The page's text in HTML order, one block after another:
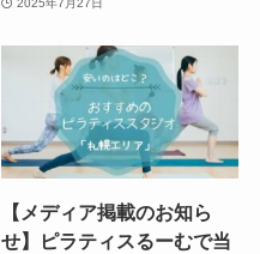
2025年7月27日
【メディア掲載のお知ら
せ】ピラティスるーむで当